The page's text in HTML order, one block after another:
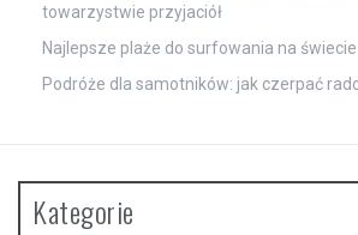
towarzystwie przyjaciół
Najlepsze plaże do surfowania na świecie
Podróże dla samotników: jak czerpać
Kategorie